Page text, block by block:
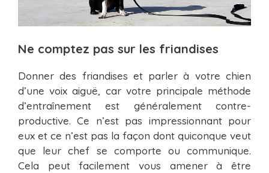
Ne comptez pas sur les friandises
Donner des friandises et parler à votre chien
d’une voix aiguë, car votre principale méthode
d’entraînement est généralement contre-
productive. Ce n’est pas impressionnant pour
eux et ce n’est pas la façon dont quiconque veut
que leur chef se comporte ou communique.
Cela peut facilement vous amener à être